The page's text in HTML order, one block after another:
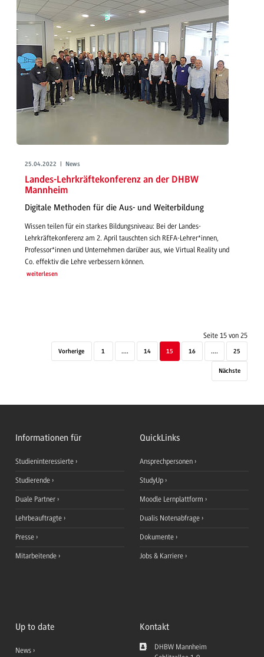
25.04.2022 | News
Landes-Lehrkräftekonferenz an der DHBW
Mannheim
Digitale Methoden für die Aus- und Weiterbildung
Wissen teilen für ein starkes Bildungsniveau: Bei der Landes-
Lehrkräftekonferenz am 2. April tauschten sich REFA-Lehrer*innen,
Professor*innen und Unternehmen darüber aus, wie Virtual Reality und
Co. effektiv die Lehre verbessern können.
weiterlesen
Seite 15 von 25
Vorherige 1 .... 14 15 16 .... 25
Nächste
Informationen für
Studieninteressierte
Studierende
Duale Partner
Lehrbeauftragte
Presse
Mitarbeitende
QuickLinks
Ansprechpersonen
StudyUp
Moodle Lernplattform
Dualis Notenabfrage
Dokumente
Jobs & Karriere
Up to date
News
Kontakt
DHBW Mannheim